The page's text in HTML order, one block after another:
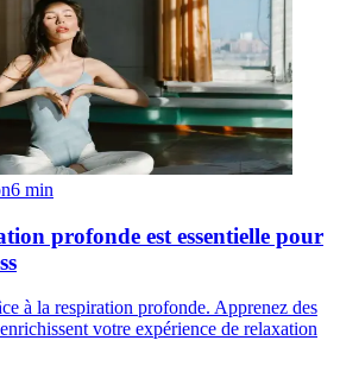
6 min
profonde est essentielle pour
à la respiration profonde. Apprenez des
votre expérience de relaxation